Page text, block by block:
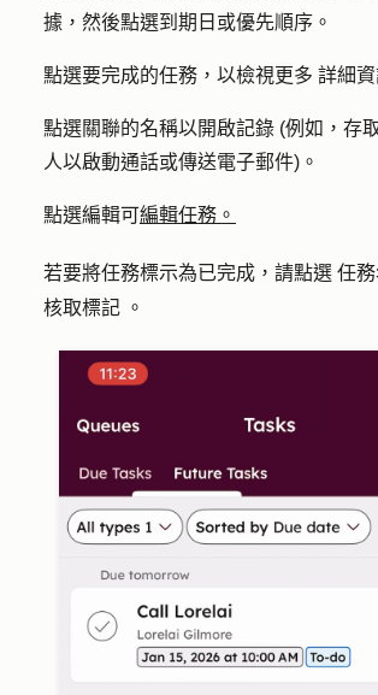
據 ，然後點選到期日 或優先順序。
點選要完成的任務 ，以檢視更多 詳細資
點選關聯的名稱以開啟記錄 (例如，存
人以啟動通話或傳送電子郵件)。
點選編輯可編輯任務。
若要將任務標示為已完成，請點選 任
核取標記 。